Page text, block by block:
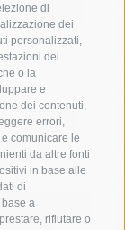
di
dei
personalizzati,
dei
o la
e
dei contenuti,
errori,
comunicare le
da altre fonti
in base alle
di
a
rifiutare o
carabinieri
incidente
municipale